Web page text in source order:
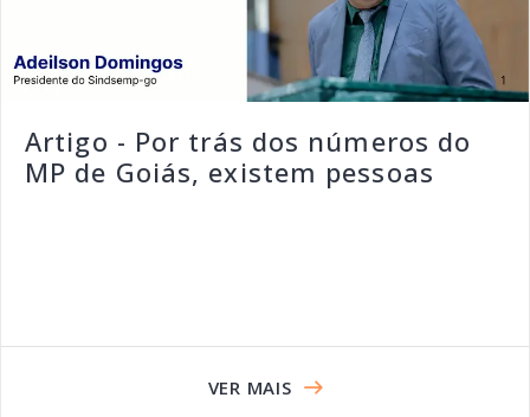
Artigo - Por trás dos números do
MP de Goiás, existem pessoas
VER MAIS